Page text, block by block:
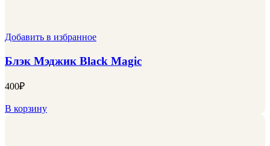
Добавить в избранное
Блэк Мэджик Black Magic
400₽
В корзину